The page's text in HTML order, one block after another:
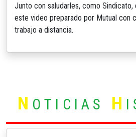
Junto con saludarles, como Sindicato,
este video preparado por Mutual con
trabajo a distancia.
N OTICIAS H